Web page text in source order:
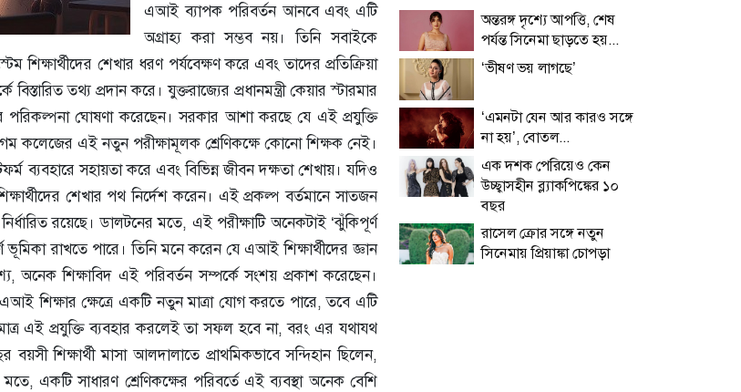
এআই ব্যাপক পরিবর্তন আনবে এবং এটি
অগ্রাহ্য করা সম্ভব নয়। তিনি সবাইকে
শেখার ধরণ পর্যবেক্ষণ করে এবং তাদের প্রতিক্রিয়া
তথ্য প্রদান করে। যুক্তরাজ্যের প্রধানমন্ত্রী কেয়ার স্টারমার
পরিকল্পনা ঘোষণা করেছেন। সরকার আশা করছে যে এই প্রযুক্তি
কলেজের এই নতুন পরীক্ষামূলক শ্রেণিকক্ষে কোনো শিক্ষক নেই।
ব্যবহারে সহায়তা করে এবং বিভিন্ন জীবন দক্ষতা শেখায়। যদিও
শেখার পথ নির্দেশ করেন। এই প্রকল্প বর্তমানে সাতজন
রয়েছে। ডালটনের মতে, এই পরীক্ষাটি অনেকটাই ‘ঝুঁকিপূর্ণ
রাখতে পারে। তিনি মনে করেন যে এআই শিক্ষার্থীদের জ্ঞান
অনেক শিক্ষাবিদ এই পরিবর্তন সম্পর্কে সংশয় প্রকাশ করেছেন।
শিক্ষার ক্ষেত্রে একটি নতুন মাত্রা যোগ করতে পারে, তবে এটি
এই প্রযুক্তি ব্যবহার করলেই তা সফল হবে না, বরং এর যথাযথ
শিক্ষার্থী মাসা আলদালাতে প্রাথমিকভাবে সন্দিহান ছিলেন,
একটি সাধারণ শ্রেণিকক্ষের পরিবর্তে এই ব্যবস্থা অনেক বেশি
অন্তরঙ্গ দৃশ্যে আপত্তি, শেষ
পর্যন্ত সিনেমা ছাড়তে হয়...
‘ভীষণ ভয় লাগছে’
‘এমনটা যেন আর কারও সঙ্গে
না হয়’, বোতল...
এক দশক পেরিয়েও কেন
উচ্ছ্বাসহীন ব্ল্যাকপিঙ্কের ১০
বছর
রাসেল ক্রোর সঙ্গে নতুন
সিনেমায় প্রিয়াঙ্কা চোপড়া